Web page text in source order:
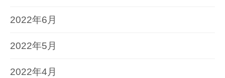
2022年6月
2022年5月
2022年4月